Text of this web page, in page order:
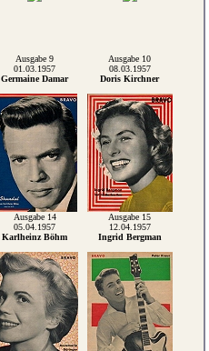
Ausgabe 9
Ausgabe 10
01.03.1957
08.03.1957
Germaine Damar Doris Kirchner
Ausgabe 14
Ausgabe 15
05.04.1957
12.04.1957
Karlheinz Böhm Ingrid Bergman